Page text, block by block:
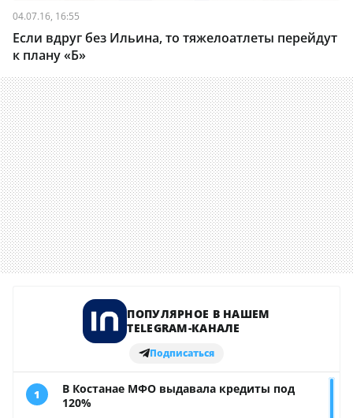
04.07.16, 16:55
Если вдруг без Ильина, то тяжелоатлеты перейдут
к плану «Б»